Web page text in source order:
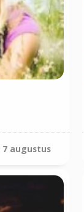
7 augustus